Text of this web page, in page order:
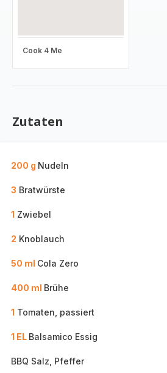
Cook 4 Me
Zutaten
200 g Nudeln
3 Bratwürste
1 Zwiebel
2 Knoblauch
50 ml Cola Zero
400 ml Brühe
1 Tomaten, passiert
1 EL Balsamico Essig
BBQ Salz, Pfeffer